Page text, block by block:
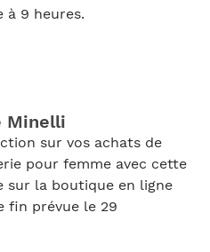
à 9 heures.
Minelli
sur vos achats de
pour femme avec cette
sur la boutique en ligne
fin prévue le 29